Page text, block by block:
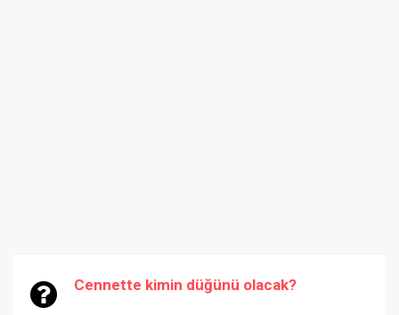
Cennette kimin düğünü olacak?